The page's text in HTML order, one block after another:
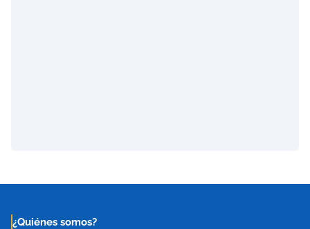
¿Quiénes somos?